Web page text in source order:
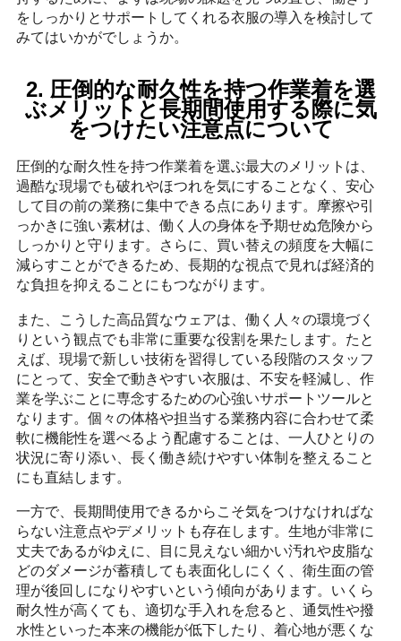
をしっかりとサポートしてくれる衣服の導入を検討して
みてはいかがでしょうか。
2. 圧倒的な耐久性を持つ作業着を選
ぶメリットと長期間使用する際に気
をつけたい注意点について
圧倒的な耐久性を持つ作業着を選ぶ最大のメリットは、
過酷な現場でも破れやほつれを気にすることなく、安心
して目の前の業務に集中できる点にあります。摩擦や引
っかきに強い素材は、働く人の身体を予期せぬ危険から
しっかりと守ります。さらに、買い替えの頻度を大幅に
減らすことができるため、長期的な視点で見れば経済的
な負担を抑えることにもつながります。
また、こうした高品質なウェアは、働く人々の環境づく
りという観点でも非常に重要な役割を果たします。たと
えば、現場で新しい技術を習得している段階のスタッフ
にとって、安全で動きやすい衣服は、不安を軽減し、作
業を学ぶことに専念するための心強いサポートツールと
なります。個々の体格や担当する業務内容に合わせて柔
軟に機能性を選べるよう配慮することは、一人ひとりの
状況に寄り添い、長く働き続けやすい体制を整えること
にも直結します。
一方で、長期間使用できるからこそ気をつけなければな
らない注意点やデメリットも存在します。生地が非常に
丈夫であるがゆえに、目に見えない細かい汚れや皮脂な
どのダメージが蓄積しても表面化しにくく、衛生面の管
理が後回しになりやすいという傾向があります。いくら
耐久性が高くても、適切な手入れを怠ると、通気性や撥
水性といった本来の機能が低下したり、着心地が悪くな